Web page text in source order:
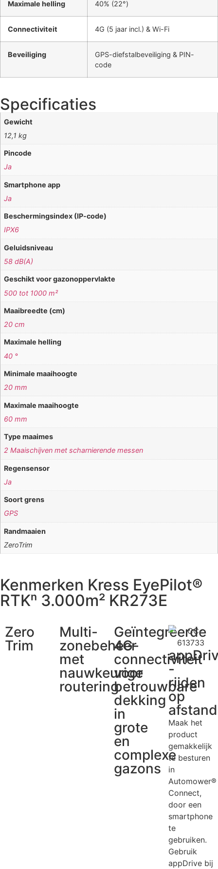
Maximale helling 40% (22°)
Connectiviteit 4G (5 jaar incl.) & Wi-Fi
Beveiliging
GPS-diefstalbeveiliging & PIN-
code
Specificaties
Gewicht
12,1 kg
Pincode
Ja
Smartphone app
Ja
Beschermingsindex (IP-code)
IPX6
Geluidsniveau
58 dB(A)
Geschikt voor gazonoppervlakte
500 tot 1000 m²
Maaibreedte (cm)
20 cm
Maximale helling
40 °
Minimale maaihoogte
20 mm
Maximale maaihoogte
60 mm
Type maaimes
2 Maaischijven met scharnierende messen
Regensensor
Ja
Soort grens
GPS
Randmaaien
ZeroTrim
Kenmerken Kress EyePilot®
RTKⁿ 3.000m² KR273E
Zero
Trim
Multi-
zonebeheer
met
nauwkeurige
routering
Geïntegreerde
4G-
connectiviteit
voor
betrouwbare
dekking
in
grote
en
complexe
gazons
-
rijden
op
afstand
Maak het
product
gemakkelijk
te besturen
in
Automower®
Connect,
door een
smartphone
te
gebruiken.
Gebruik
appDrive bij